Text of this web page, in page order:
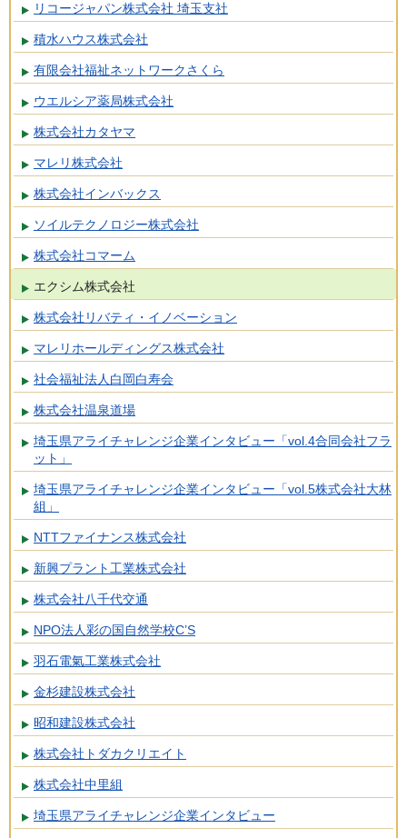
リコージャパン株式会社 埼玉支社
積水ハウス株式会社
有限会社福祉ネットワークさくら
ウエルシア薬局株式会社
株式会社カタヤマ
マレリ株式会社
株式会社インバックス
ソイルテクノロジー株式会社
株式会社コマーム
エクシム株式会社
株式会社リバティ・イノベーション
マレリホールディングス株式会社
社会福祉法人白岡白寿会
株式会社温泉道場
埼玉県アライチャレンジ企業インタビュー「vol.4合同会社フラ
ット」
埼玉県アライチャレンジ企業インタビュー「vol.5株式会社大林
組」
NTTファイナンス株式会社
新興プラント工業株式会社
株式会社八千代交通
NPO法人彩の国自然学校C’S
羽石電氣工業株式会社
金杉建設株式会社
昭和建設株式会社
株式会社トダカクリエイト
株式会社中里組
埼玉県アライチャレンジ企業インタビュー